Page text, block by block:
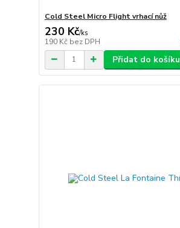
Cold Steel Micro Flight vrhací nůž
230 Kč/ks
190 Kč bez DPH
Přidat do košíku